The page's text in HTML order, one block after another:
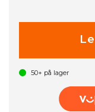
50+ på lager